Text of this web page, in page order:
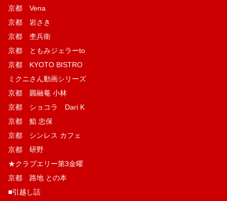
京都 Vena
京都 岩さき
京都 杢兵衛
京都 ともみジェラーto
京都 KYOTO BISTRO
ミクニさん動画シリーズ
京都 圓融菴 小林
京都 ショコラ Dari K
京都 鮨 忠保
京都 シンレス カフェ
京都 研野
★クラブエリー第3金曜
京都 路地 との本
■引越し話